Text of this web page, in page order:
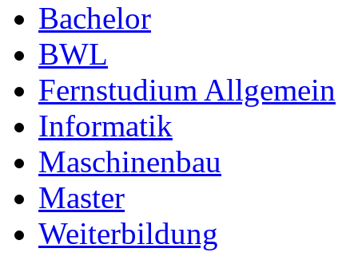
Bachelor
BWL
Fernstudium Allgemein
Informatik
Maschinenbau
Master
Weiterbildung